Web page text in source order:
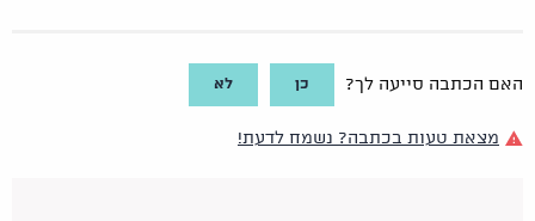
האם הכתבה סייעה לך? כן לא
מצאת טעות בכתבה? נשמח לדעת!